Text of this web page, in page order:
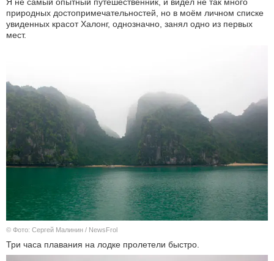
Я не самый опытный путешественник, и видел не так много
природных достопримечательностей, но в моём личном списке
увиденных красот Халонг, однозначно, занял одно из первых
мест.
© Фото: Сергей Малинин / NewsFrol
Три часа плавания на лодке пролетели быстро.